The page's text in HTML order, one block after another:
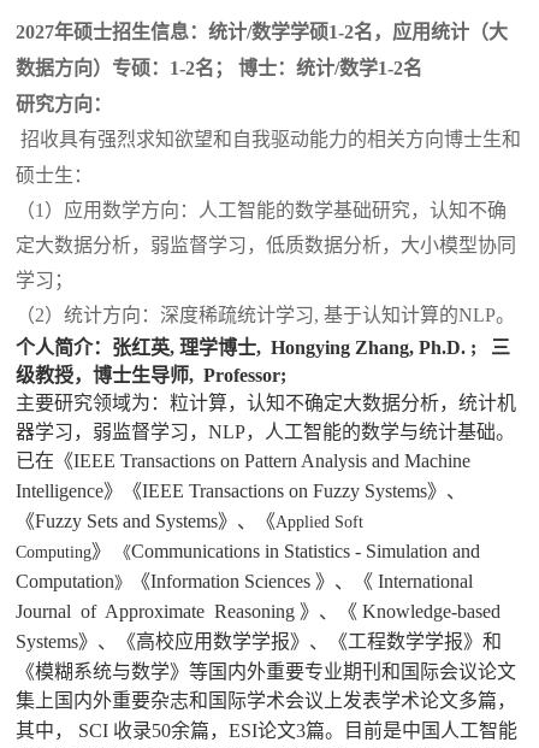
2027年硕士招生信息：统计/数学学硕1-2名，应用统计（大
数据方向）专硕：1-2名； 博士：统计/数学1-2名
研究方向：
招收具有强烈求知欲望和自我驱动能力的相关方向博士生和
硕士生：
（1）应用数学方向：人工智能的数学基础研究，认知不确
定大数据分析，弱监督学习，低质数据分析，大小模型协同
学习；
（2）统计方向：深度稀疏统计学习, 基于认知计算的NLP。
个人简介：张红英, 理学博士, Hongying Zhang, Ph.D. ; 三
级教授，博士生导师, Professor;
主要研究领域为：粒计算，认知不确定大数据分析，统计机
器学习，弱监督学习，NLP，人工智能的数学与统计基础。
已在《IEEE Transactions on Pattern Analysis and Machine
Intelligence》《IEEE Transactions on Fuzzy Systems》、
《Fuzzy Sets and Systems》、《Applied Soft
Computing》 《Communications in Statistics - Simulation and
Computation》 《Information Sciences 》、《 International
Journal of Approximate Reasoning 》、《 Knowledge-based
Systems》、《高校应用数学学报》、《工程数学学报》和
《模糊系统与数学》等国内外重要专业期刊和国际会议论文
集上国内外重要杂志和国际学术会议上发表学术论文多篇，
其中，
SCI 收录50余篇，ESI论文3篇。目前是中国人工智能